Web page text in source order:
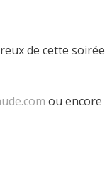
de cette soirée
ou encore